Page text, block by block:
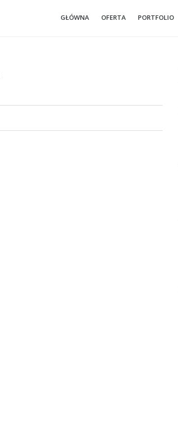
GŁÓWNA OFERTA PORTFOLIO